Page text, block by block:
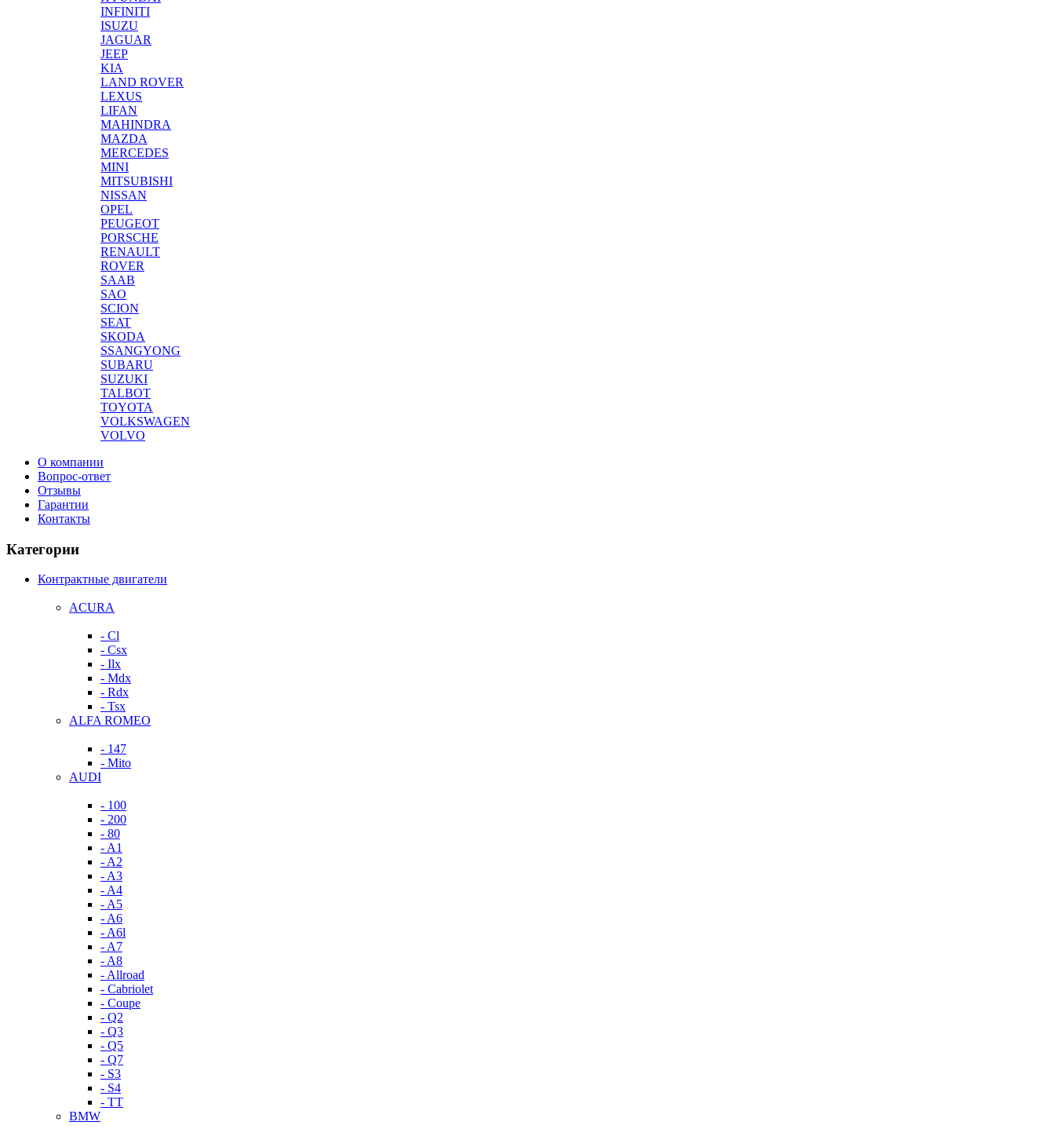
INFINITI
ISUZU
JAGUAR
JEEP
KIA
LAND ROVER
LEXUS
LIFAN
MAHINDRA
MAZDA
MERCEDES
MINI
MITSUBISHI
NISSAN
OPEL
PEUGEOT
PORSCHE
RENAULT
ROVER
SAAB
SAO
SCION
SEAT
SKODA
SSANGYONG
SUBARU
SUZUKI
TALBOT
TOYOTA
VOLKSWAGEN
VOLVO
О компании
Вопрос-ответ
Отзывы
Гарантии
Контакты
Категории
Контрактные двигатели
ACURA
- Cl
- Csx
- Ilx
- Mdx
- Rdx
- Tsx
ALFA ROMEO
- 147
- Mito
AUDI
- 100
- 200
- 80
- A1
- A2
- A3
- A4
- A5
- A6
- A6l
- A7
- A8
- Allroad
- Cabriolet
- Coupe
- Q2
- Q3
- Q5
- Q7
- S3
- S4
- TT
BMW